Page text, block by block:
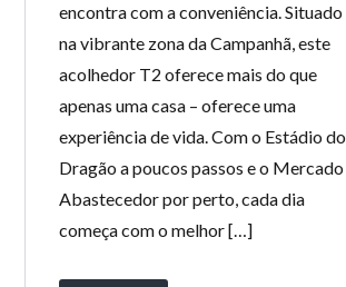
encontra com a conveniência. Situado
na vibrante zona da Campanhã, este
acolhedor T2 oferece mais do que
apenas uma casa – oferece uma
experiência de vida. Com o Estádio do
Dragão a poucos passos e o Mercado
Abastecedor por perto, cada dia
começa com o melhor […]